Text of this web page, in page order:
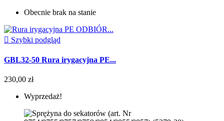
Obecnie brak na stanie
 Szybki podgląd
GBL32-50 Rura irygacyjna PE...
230,00 zł
Wyprzedaż!